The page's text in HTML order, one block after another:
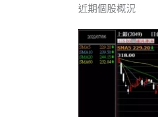
近期個股概況